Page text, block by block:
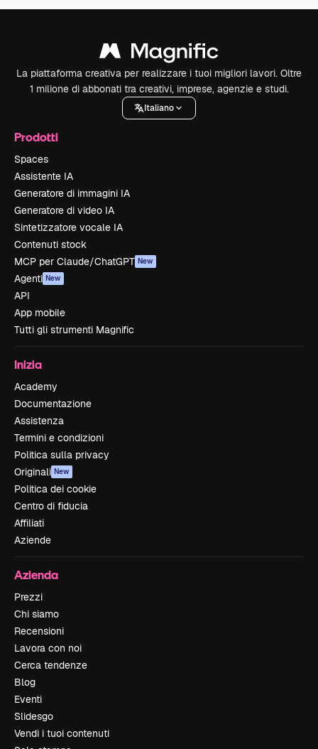
La piattaforma creativa per realizzare i tuoi migliori lavori. Oltre
1 milione di abbonati tra creativi, imprese, agenzie e studi.
Italiano
Prodotti
Spaces
Assistente IA
Generatore di immagini IA
Generatore di video IA
Sintetizzatore vocale IA
Contenuti stock
MCP per Claude/ChatGPT New
Agenti New
API
App mobile
Tutti gli strumenti Magnific
Inizia
Academy
Documentazione
Assistenza
Termini e condizioni
Politica sulla privacy
Originali New
Politica dei cookie
Centro di fiducia
Affiliati
Aziende
Azienda
Prezzi
Chi siamo
Recensioni
Lavora con noi
Cerca tendenze
Blog
Eventi
Slidesgo
Vendi i tuoi contenuti